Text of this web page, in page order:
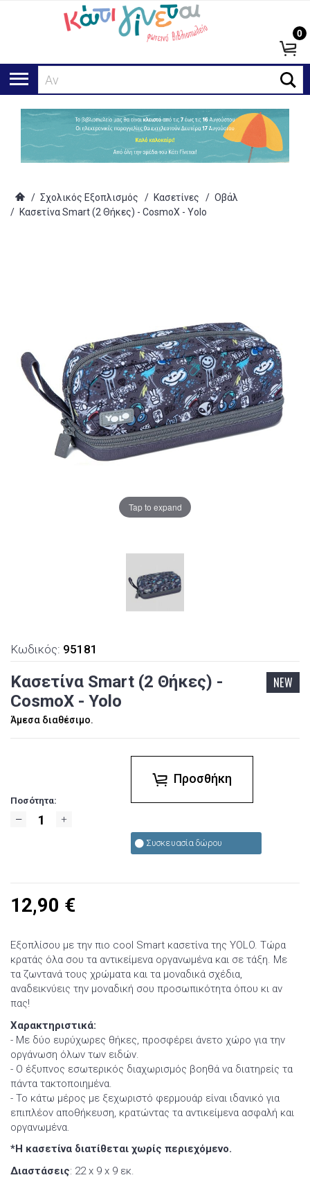
Αναζήτ
0
/ Σχολικός Εξοπλισμός / Κασετίνες / Οβάλ
/ Κασετίνα Smart (2 Θήκες) - CosmoX - Yolo
Tap to expand
Κωδικός: 95181
Κασετίνα Smart (2 Θήκες) -
CosmoX - Yolo
NEW
Άμεσα διαθέσιμο.
Ποσότητα:
Προσθήκη
Συσκευασία δώρου
12,90 €
Εξοπλίσου με την πιο cool Smart κασετίνα της YOLO. Τώρα
κρατάς όλα σου τα αντικείμενα οργανωμένα και σε τάξη. Με
τα ζωντανά τους χρώματα και τα μοναδικά σχέδια,
αναδεικνύεις την μοναδική σου προσωπικότητα όπου κι αν
πας!
Χαρακτηριστικά:
- Με δύο ευρύχωρες θήκες, προσφέρει άνετο χώρο για την
οργάνωση όλων των ειδών.
- Ο έξυπνος εσωτερικός διαχωρισμός βοηθά να διατηρείς τα
πάντα τακτοποιημένα.
- Το κάτω μέρος με ξεχωριστό φερμουάρ είναι ιδανικό για
επιπλέον αποθήκευση, κρατώντας τα αντικείμενα ασφαλή και
οργανωμένα.
*Η κασετίνα διατίθεται χωρίς περιεχόμενο.
Διαστάσεις: 22 x 9 x 9 εκ.